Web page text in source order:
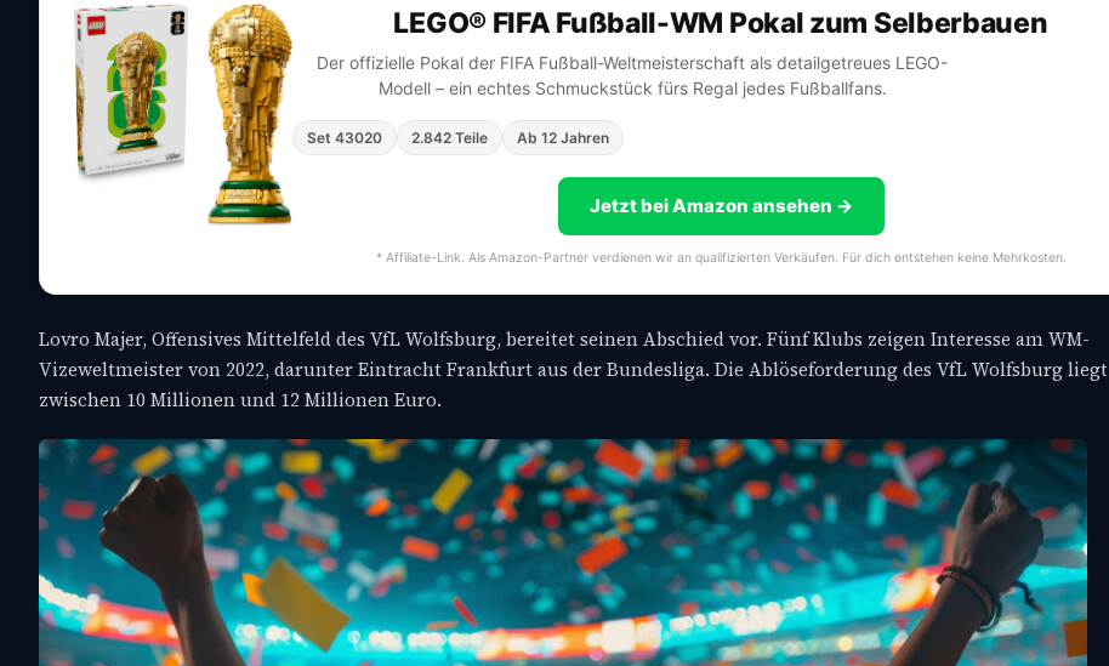
LEGO® FIFA Fußball-WM Pokal zum Selberbauen
Der offizielle Pokal der FIFA Fußball-Weltmeisterschaft als detailgetreues LEGO-
Modell – ein echtes Schmuckstück fürs Regal jedes Fußballfans.
Set 43020 2.842 Teile Ab 12 Jahren
Jetzt bei Amazon ansehen →
* Affiliate-Link. Als Amazon-Partner verdienen wir an qualifizierten Verkäufen. Für dich entstehen keine Mehrkosten.
Lovro Majer, Offensives Mittelfeld des VfL Wolfsburg, bereitet seinen Abschied vor. Fünf Klubs zeigen Interesse am WM-
Vizeweltmeister von 2022, darunter Eintracht Frankfurt aus der Bundesliga. Die Ablöseforderung des VfL Wolfsburg liegt
zwischen 10 Millionen und 12 Millionen Euro.